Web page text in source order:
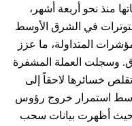
منذ نحو أربعة أشهر،
التوترات في الشرق الأوسط
المتداولة، ما عزز
وسجلت العملة المشفرة
دولاراً قبل أن تقلص خسائرها لاحقاً إلى
وسط استمرار خروج رؤوس
حيث أظهرت بيانات سحب